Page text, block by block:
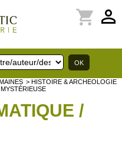
perm_identity
shopping_cart
> HISTOIRE & ARCHEOLOGIE
/